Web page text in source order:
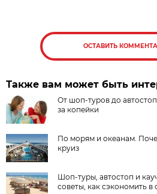
ОСТАВИТЬ
Также вам может быть
От шоп-туров до
за копейки
По морям и океанам.
круиз
Шоп-туры, автостоп и
советы, как сэкономить в